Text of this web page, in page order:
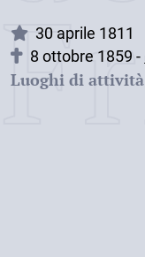
30 aprile 1811
8 ottobre 1859 -
Luoghi di